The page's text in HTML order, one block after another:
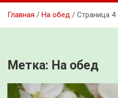
Главная На обед Страница 4
Метка: На обед